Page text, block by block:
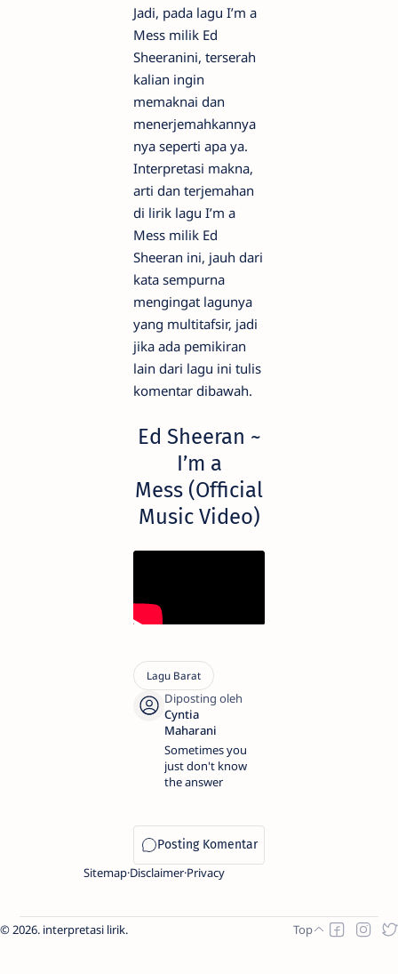
Jadi, pada lagu I’m a
Mess milik Ed
Sheeranini, terserah
kalian ingin
memaknai dan
menerjemahkannya
nya seperti apa ya.
Interpretasi makna,
arti dan terjemahan
di lirik lagu I’m a
Mess milik Ed
Sheeran ini, jauh dari
kata sempurna
mengingat lagunya
yang multitafsir, jadi
jika ada pemikiran
lain dari lagu ini tulis
komentar dibawah.
Ed Sheeran ~
I’m a
Mess (Official
Music Video)
Sometimes you
just don't know
the answer
Sitemap Disclaimer Privacy
2026. interpretasi lirik.